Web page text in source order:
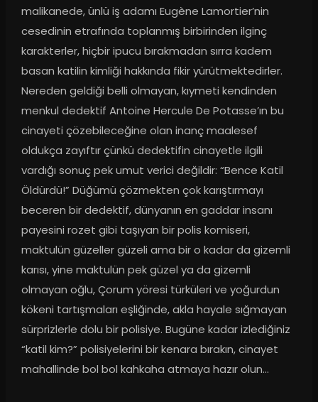
malikanede, ünlü iş adamı Eugène Lamortier’nin
cesedinin etrafında toplanmış birbirinden ilginç
karakterler, hiçbir ipucu bırakmadan sırra kadem
basan katilin kimliği hakkında fikir yürütmektedirler.
Nereden geldiği belli olmayan, kıymeti kendinden
menkul dedektif Antoine Hercule De Potasse’ın bu
cinayeti çözebileceğine olan inanç maalesef
oldukça zayıftır çünkü dedektifin cinayetle ilgili
vardığı sonuç pek umut verici değildir: “Bence Katil
Öldürdü!” Düğümü çözmekten çok karıştırmayı
beceren bir dedektif, dünyanın en gaddar insanı
payesini rozet gibi taşıyan bir polis komiseri,
maktulün güzeller güzeli ama bir o kadar da gizemli
karısı, yine maktulün pek güzel ya da gizemli
olmayan oğlu, Çorum yöresi türküleri ve yoğurdun
kökeni tartışmaları eşliğinde, akla hayale sığmayan
sürprizlerle dolu bir polisiye. Bugüne kadar izlediğiniz
“katil kim?” polisiyelerini bir kenara bırakın, cinayet
mahallinde bol bol kahkaha atmaya hazır olun...